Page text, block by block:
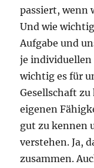
passiert, wenn
Und wie
Aufgabe und
je individuellen
wichtig es für
Gesellschaft
eigenen
gut zu kennen
verstehen. Ja,
zusammen.